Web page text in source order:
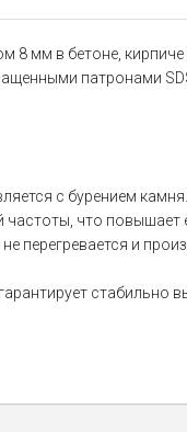
8 мм в бетоне,
патронами
с бурением камня.
что повышает
перегревается и
стабильно